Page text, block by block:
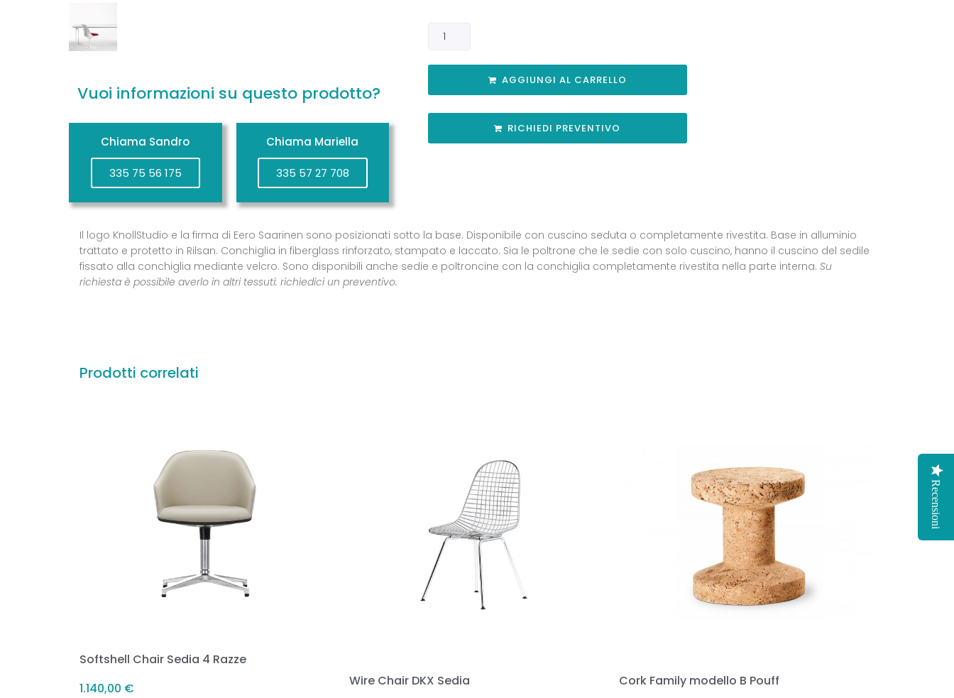
Vuoi informazioni su questo prodotto?
Chiama Sandro
335 75 56 175
Chiama Mariella
335 57 27 708
AGGIUNGI AL CARRELLO
RICHIEDI PREVENTIVO
Il logo KnollStudio e la firma di Eero Saarinen sono posizionati sotto la base. Disponibile con cuscino seduta o completamente rivestita. Base in alluminio
trattato e protetto in Rilsan. Conchiglia in fiberglass rinforzato, stampato e laccato. Sia le poltrone che le sedie con solo cuscino, hanno il cuscino del sedile
fissato alla conchiglia mediante velcro. Sono disponibili anche sedie e poltroncine con la conchiglia completamente rivestita nella parte interna. Su
richiesta è possibile averlo in altri tessuti: richiedici un preventivo.
Prodotti correlati
Softshell Chair Sedia 4 Razze
1.140,00 €
Wire Chair DKX Sedia
Cork Family modello B Pouff
Recensioni